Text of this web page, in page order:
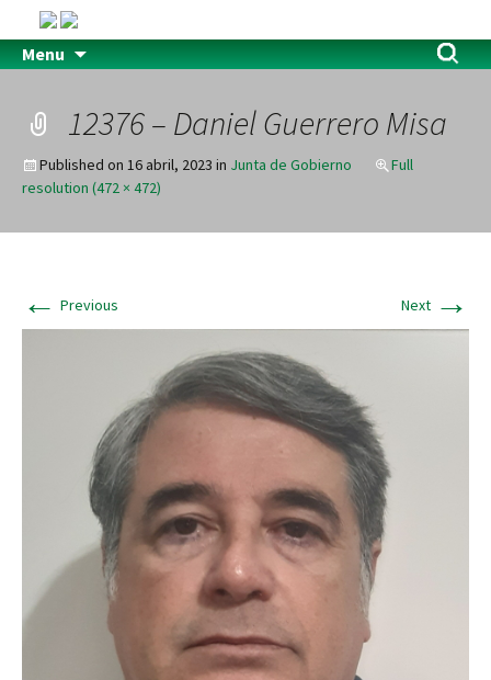
Menu
12376 – Daniel Guerrero Misa
Published on 16 abril, 2023 in Junta de Gobierno
Full
resolution (472 × 472)
← Previous Next →